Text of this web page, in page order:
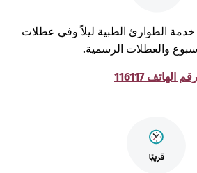
الطبية ليلاً وفي عطلات
والعطلات الرسمية.
116117